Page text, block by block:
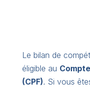
Le bilan de
éligible au
(CPF). Si vous